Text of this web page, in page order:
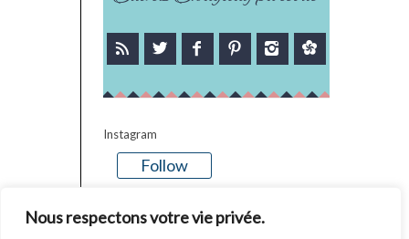
Nous respectons votre vie privée.
Instagram
Follow